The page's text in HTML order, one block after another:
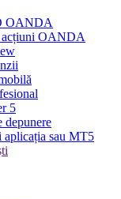
OANDA
acțiuni OANDA
5
depunere
aplicația sau MT5